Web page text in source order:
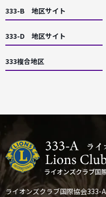
333-B 地区サイト
333-D 地区サイト
333複合地区
ライオンズクラブ国際協会333-